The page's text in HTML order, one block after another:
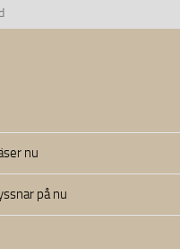
nu
på nu